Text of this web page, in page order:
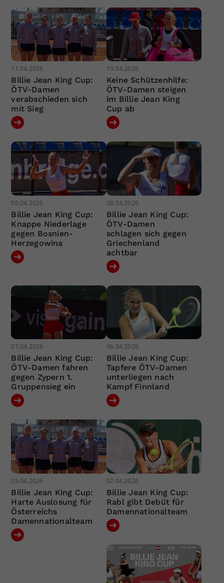
11.04.2026
Billie Jean King Cup:
ÖTV-Damen
verabschieden sich
mit Sieg
10.04.2026
Keine Schützenhilfe:
ÖTV-Damen steigen
im Billie Jean King
Cup ab
09.04.2026
Billie Jean King Cup:
Knappe Niederlage
gegen Bosnien-
Herzegowina
08.04.2026
Billie Jean King Cup:
ÖTV-Damen
schlagen sich gegen
Griechenland
achtbar
07.04.2026
Billie Jean King Cup:
ÖTV-Damen fahren
gegen Zypern 1.
Gruppensieg ein
06.04.2026
Billie Jean King Cup:
Tapfere ÖTV-Damen
unterliegen nach
Kampf Finnland
05.04.2026
Billie Jean King Cup:
Harte Auslosung für
Österreichs
Damennationalteam
02.04.2026
Billie Jean King Cup:
Rabl gibt Debüt für
Damennationalteam